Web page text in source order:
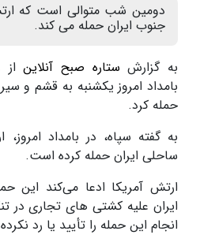
دومین شب متوالی است که
جنوب ایران حمله می کند.
به گزارشستاره صبح آنلاین
بامداد امروز یکشنبه به قشم و
حمله کرد.
ساحلی ایران حمله کرده است.
ارتش آمریکا ادعا می‌کند این
ایران علیه کشتی های تجاری در
انجام این حمله را تأیید یا رد